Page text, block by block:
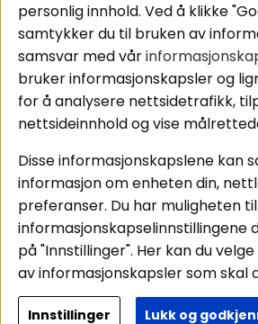
midbasser
Butikker
Våre ambassadører
- Team BRL
Billyd
Lyd til hjemmet
Pakkeløsninger
Hva passer i bilen
personlig innhold. Ved å klikke
samtykker du til bruken av
samsvar med vår
bruker informasjonskapsler og
for å analysere nettsidetrafikk,
nettsideinnhold og vise
Disse informasjonskapslene kan
informasjon om enheten din,
preferanser. Du har muligheten
informasjonskapselinnstillingene
på "Innstillinger". Her kan du
av informasjonskapsler som skal
deaktiveres. Vær oppmerksom
av noen informasjonskapsler kan
Innstillinger Lukk og